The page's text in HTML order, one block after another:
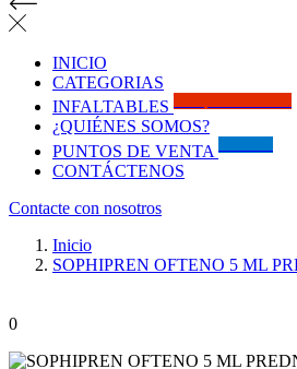
INICIO
CATEGORIAS
INFALTABLES
¿QUIÉNES SOMOS?
PUNTOS DE VENTA
CONTÁCTENOS
Contacte con nosotros
Inicio
SOPHIPREN OFTENO 5 ML
0